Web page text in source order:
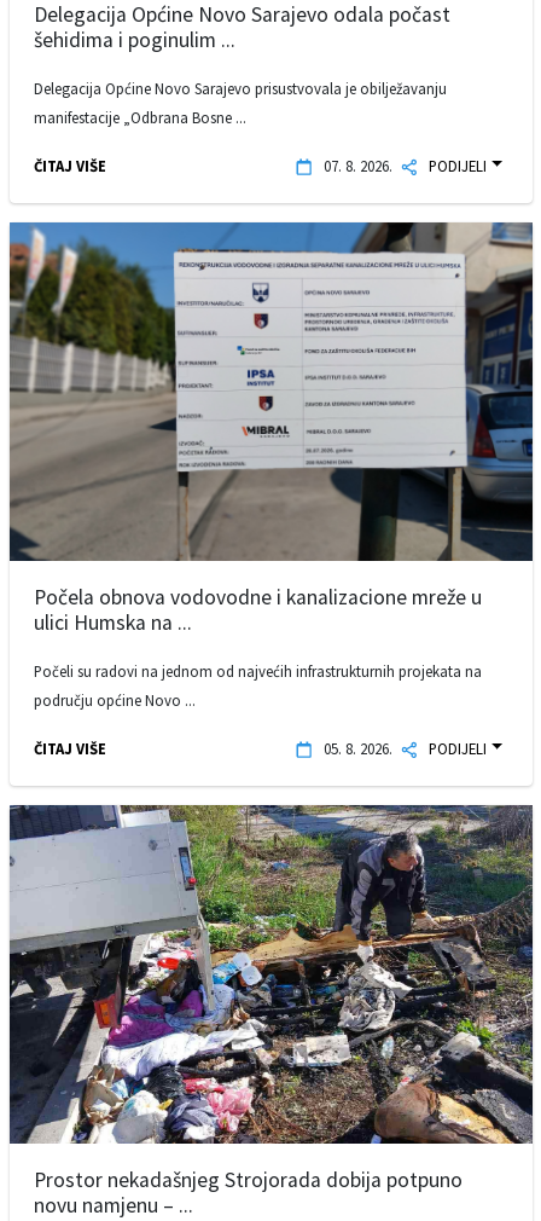
Delegacija Općine Novo Sarajevo odala počast
šehidima i poginulim ...
Delegacija Općine Novo Sarajevo prisustvovala je obilježavanju
manifestacije „Odbrana Bosne ...
ČITAJ VIŠE 07. 8. 2026. PODIJELI
Počela obnova vodovodne i kanalizacione mreže u
ulici Humska na ...
Počeli su radovi na jednom od najvećih infrastrukturnih projekata na
području općine Novo ...
ČITAJ VIŠE 05. 8. 2026. PODIJELI
Prostor nekadašnjeg Strojorada dobija potpuno
novu namjenu – ...